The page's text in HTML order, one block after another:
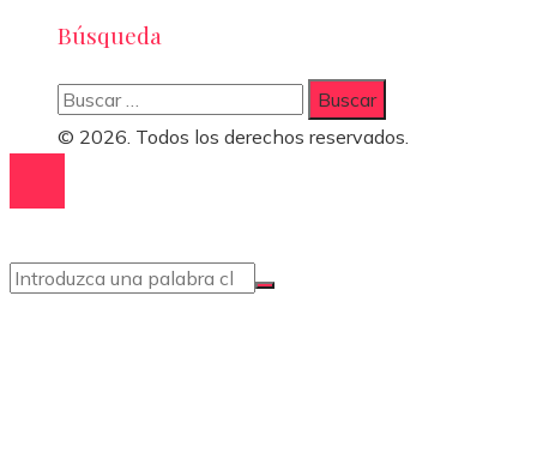
Búsqueda
Buscar:
© 2026. Todos los derechos reservados.